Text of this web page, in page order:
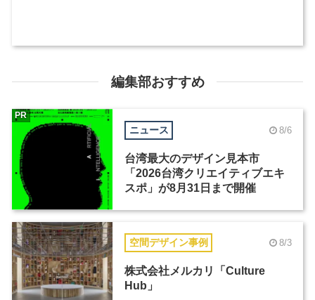
編集部おすすめ
ニュース 8/6
台湾最大のデザイン見本市
「2026台湾クリエイティブエキ
スポ」が8月31日まで開催
PR
空間デザイン事例 8/3
株式会社メルカリ「Culture
Hub」